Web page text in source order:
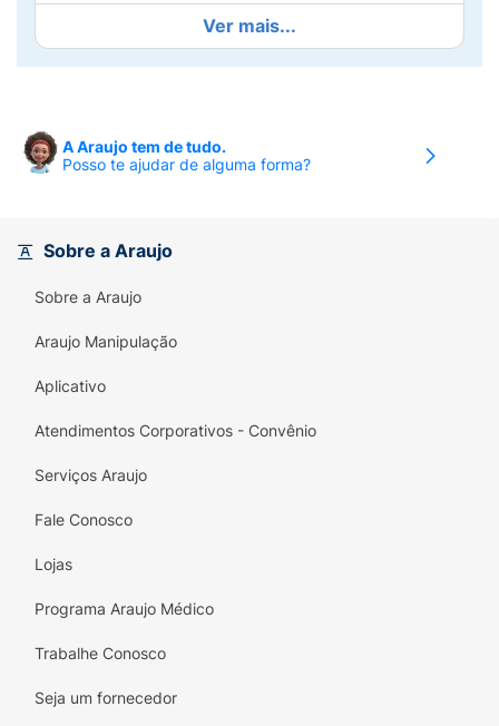
Principais Benefícios:
produto.
viço natural.
Textura Fluida e Confortável:
que desliza suavemente sobre a pele,
base.
Não Craquela e Não Acumula:
não marcar as linhas de expressão ao redor
dos olhos.
agitada do dia a dia.
Tom MMC 03 Ajustável:
perfeitamente a subtons específicos, ideal
Ver mais...
A Araujo tem de tudo.
Posso te ajudar de alguma forma?
Sobre a Araujo
Sobre a Araujo
Araujo Manipulação
Aplicativo
Atendimentos Corporativos - Convênio
Serviços Araujo
Fale Conosco
Lojas
Programa Araujo Médico
Trabalhe Conosco
Seja um fornecedor